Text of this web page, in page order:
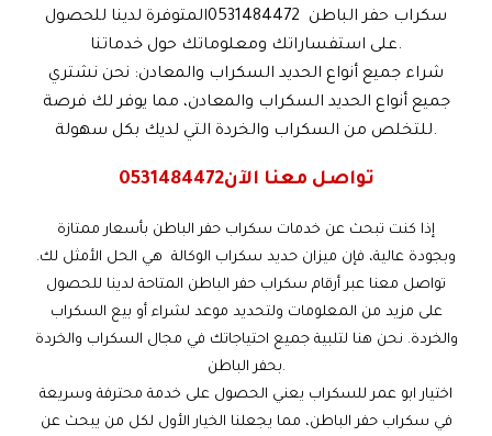
سكراب حفر الباطن 0531484472المتوفرة لدينا للحصول
على استفساراتك ومعلوماتك حول خدماتنا.
شراء جميع أنواع الحديد السكراب والمعادن: نحن نشتري
جميع أنواع الحديد السكراب والمعادن، مما يوفر لك فرصة
للتخلص من السكراب والخردة التي لديك بكل سهولة.
0531484472تواصل معنا الآن
إذا كنت تبحث عن خدمات سكراب حفر الباطن بأسعار ممتازة
وبجودة عالية، فإن ميزان حديد سكراب الوكالة هي الحل الأمثل لك.
تواصل معنا عبر أرقام سكراب حفر الباطن المتاحة لدينا للحصول
على مزيد من المعلومات ولتحديد موعد لشراء أو بيع السكراب
والخردة. نحن هنا لتلبية جميع احتياجاتك في مجال السكراب والخردة
بحفر الباطن.
اختيار ابو عمر للسكراب يعني الحصول على خدمة محترفة وسريعة
في سكراب حفر الباطن، مما يجعلنا الخيار الأول لكل من يبحث عن